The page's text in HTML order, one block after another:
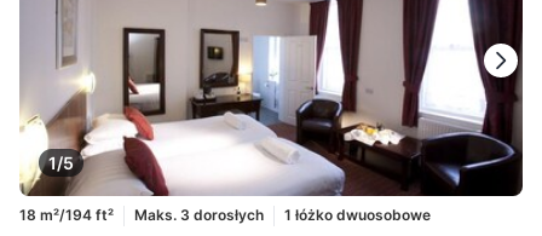
1/5
18 m²/194 ft² Maks. 3 dorosłych
1 łóżko dwuosobowe